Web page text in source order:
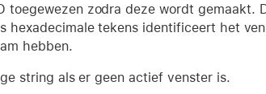
toegewezen zodra deze wordt
hexadecimale tekens identificeert het
hebben.
string als er geen actief venster is.